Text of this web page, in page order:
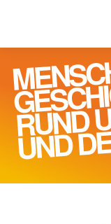
Einloggen
JOBS
Gesundheit
IT
M
UND